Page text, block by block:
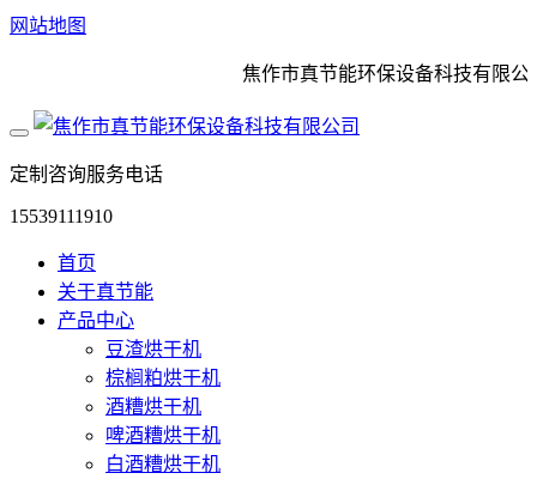
网站地图
焦作市真节能环保设备科技有限公
定制咨询服务电话
15539111910
首页
关于真节能
产品中心
豆渣烘干机
棕榈粕烘干机
酒糟烘干机
啤酒糟烘干机
白酒糟烘干机